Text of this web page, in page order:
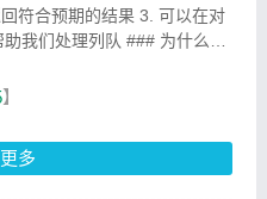
符合预期的结果 3. 可以在对
列队 ### 为什么会
对不起我是“同步”服务员，我
桌客人明明已经吃上了，你
服务员却要你等到别人的一
你，
】
多